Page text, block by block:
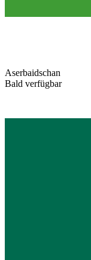
Aserbaidschan
Bald verfügbar